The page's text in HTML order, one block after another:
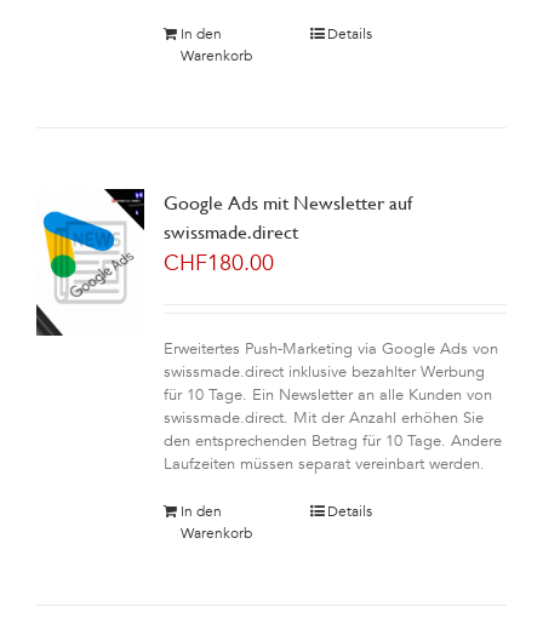
In den
Warenkorb
Details
Google Ads mit Newsletter auf
swissmade.direct
CHF180.00
Erweitertes Push-Marketing via Google Ads von
swissmade.direct inklusive bezahlter Werbung
für 10 Tage. Ein Newsletter an alle Kunden von
swissmade.direct. Mit der Anzahl erhöhen Sie
den entsprechenden Betrag für 10 Tage. Andere
Laufzeiten müssen separat vereinbart werden.
In den
Warenkorb
Details